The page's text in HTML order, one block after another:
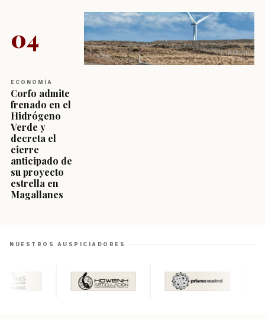
04
ECONOMÍA
Corfo admite
frenado en el
Hidrógeno
Verde y
decreta el
cierre
anticipado de
su proyecto
estrella en
Magallanes
NUESTROS AUSPICIADORES